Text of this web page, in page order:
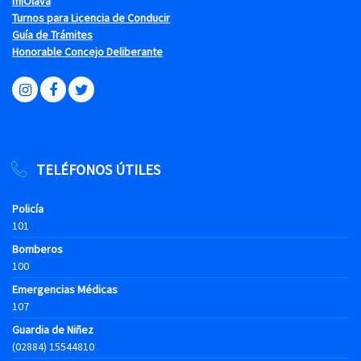
Turnos para Licencia de Conducir
Guía de Trámites
Honorable Concejo Deliberante
TELÉFONOS ÚTILES
Policía
101
Bomberos
100
Emergencias Médicas
107
Guardia de Niñez
(02884) 15544810